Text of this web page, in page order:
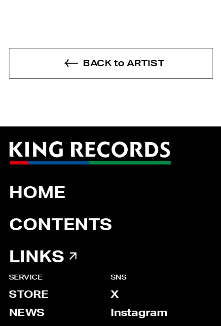
BACK to ARTIST
HOME
CONTENTS
LINKS
SERVICE
STORE
NEWS
SNS
X
Instagram